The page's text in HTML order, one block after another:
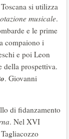
si utilizza
musicale.
e le prime
compaiono i
e poi Leon
della prospettiva.
. Giovanni
di fidanzamento
. Nel XVI